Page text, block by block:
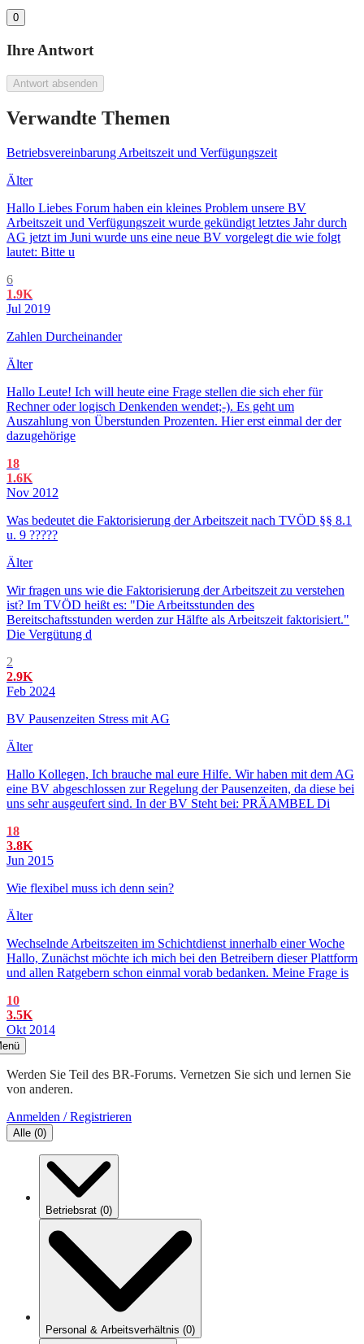
0
Ihre Antwort
Antwort absenden
Verwandte Themen
Betriebsvereinbarung Arbeitszeit und Verfügungszeit
Älter
Hallo Liebes Forum haben ein kleines Problem unsere BV
Arbeitszeit und Verfügungszeit wurde gekündigt letztes Jahr durch
AG jetzt im Juni wurde uns eine neue BV vorgelegt die wie folgt
lautet: Bitte u
6
1.9K
Jul 2019
Zahlen Durcheinander
Älter
Hallo Leute! Ich will heute eine Frage stellen die sich eher für
Rechner oder logisch Denkenden wendet;-). Es geht um
Auszahlung von Überstunden Prozenten. Hier erst einmal der der
dazugehörige
18
1.6K
Nov 2012
Was bedeutet die Faktorisierung der Arbeitszeit nach TVÖD §§ 8.1
u. 9 ?????
Älter
Wir fragen uns wie die Faktorisierung der Arbeitszeit zu verstehen
ist? Im TVÖD heißt es: "Die Arbeitsstunden des
Bereitschaftsstunden werden zur Hälfte als Arbeitszeit faktorisiert."
Die Vergütung d
2
2.9K
Feb 2024
BV Pausenzeiten Stress mit AG
Älter
Hallo Kollegen, Ich brauche mal eure Hilfe. Wir haben mit dem AG
eine BV abgeschlossen zur Regelung der Pausenzeiten, da diese bei
uns sehr ausgeufert sind. In der BV Steht bei: PRÄAMBEL Di
18
3.8K
Jun 2015
Wie flexibel muss ich denn sein?
Älter
Wechselnde Arbeitszeiten im Schichtdienst innerhalb einer Woche
Hallo, Zunächst möchte ich mich bei den Betreibern dieser Plattform
und allen Ratgebern schon einmal vorab bedanken. Meine Frage is
10
3.5K
Okt 2014
Werden Sie Teil des BR-Forums. Vernetzen Sie sich und lernen Sie
von anderen.
Anmelden / Registrieren
Alle (0)
Betriebsrat (0)
Personal & Arbeitsverhältnis (0)